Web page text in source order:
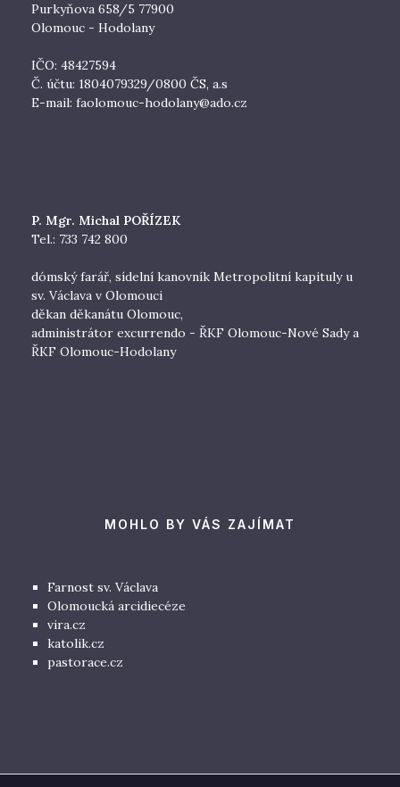
Purkyňova 658/5 77900
Olomouc - Hodolany
IČO: 48427594
Č. účtu: 1804079329/0800 ČS, a.s
E-mail: faolomouc-hodolany@ado.cz
P. Mgr. Michal POŘÍZEK
Tel.: 733 742 800
dómský farář, sídelní kanovník Metropolitní kapituly u
sv. Václava v Olomouci
děkan děkanátu Olomouc,
administrátor excurrendo - ŘKF Olomouc-Nové Sady a
ŘKF Olomouc-Hodolany
MOHLO BY VÁS ZAJÍMAT
Farnost sv. Václava
Olomoucká arcidiecéze
vira.cz
katolik.cz
pastorace.cz